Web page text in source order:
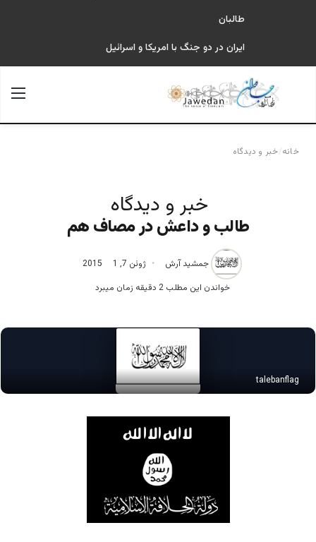
طالبان
ایران در دو جنگ با امریکا و اسرائیل
جستجو برای
خانه/خبر و دیدگاه
خبر و دیدگاه
طالب و داعش در مصاف هم
جمشید آرش ژوئن 7, 2015
1
خواندن این مطلب 2 دقیقه زمان میبرد